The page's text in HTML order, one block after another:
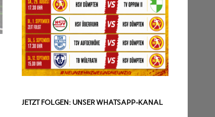
JETZT FOLGEN: UNSER WHATSAPP-KANAL